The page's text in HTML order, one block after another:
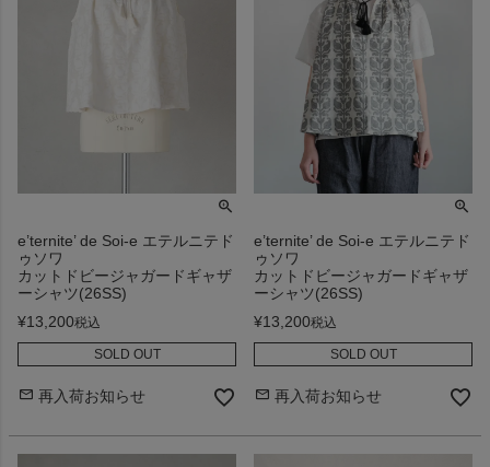
e’ternite’ de Soi-e エテルニテド
ゥソワ
カットドビージャガードギャザ
ーシャツ(26SS)
¥13,200税込
SOLD OUT
再入荷お知らせ
e’ternite’ de Soi-e エテルニテド
ゥソワ
カットドビージャガードギャザ
ーシャツ(26SS)
¥13,200税込
SOLD OUT
再入荷お知らせ